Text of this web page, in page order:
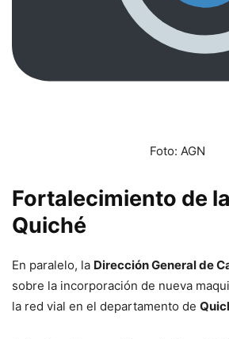
Foto: AGN
Fortalecimiento de
Quiché
En paralelo, la Dirección General de
sobre la incorporación de nueva
la red vial en el departamento de